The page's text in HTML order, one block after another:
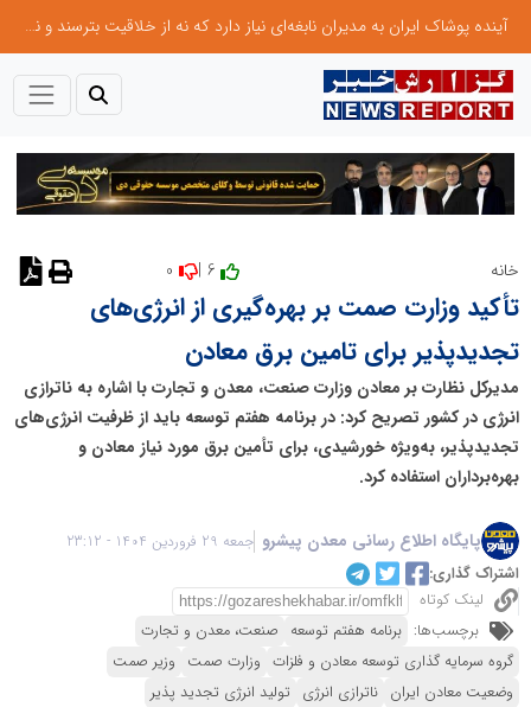
آینده پوشاک ایران به مدیران نابغه‌ای نیاز دارد که نه از خلاقیت بترسند و نه بروکراسی
خانه
تأکید وزارت صمت بر بهره‌گیری از انرژی‌های
تجدیدپذیر برای تامین برق معادن
مدیرکل نظارت بر معادن وزارت صنعت، معدن و تجارت با اشاره به ناترازی
انرژی در کشور تصریح کرد: در برنامه هفتم توسعه باید از ظرفیت انرژی‌های
تجدیدپذیر، به‌ویژه خورشیدی، برای تأمین برق مورد نیاز معادن و
بهره‌برداران استفاده کرد.
پایگاه اطلاع رسانی معدن پیشرو جمعه 29 فروردین 1404 - 23:12
اشتراک گذاری:
لینک کوتاه
برچسب‌ها: برنامه هفتم توسعه صنعت، معدن و تجارت
گروه سرمایه گذاری توسعه معادن و فلزات وزارت صمت وزیر صمت
وضعیت معادن ایران ناترازی انرژی تولید انرژی تجدید پذیر